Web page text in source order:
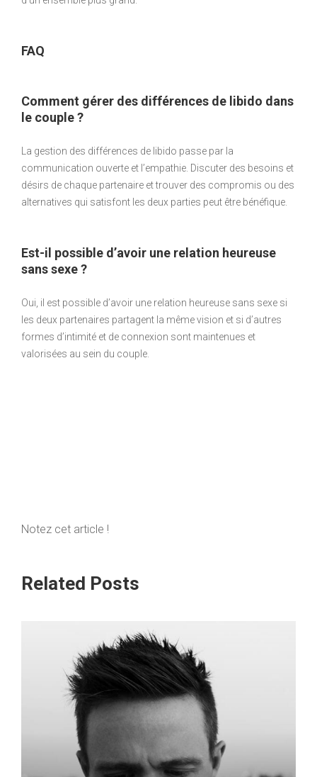
FAQ
Comment gérer des différences de libido dans
le couple ?
La gestion des différences de libido passe par la
communication ouverte et l’empathie. Discuter des besoins et
désirs de chaque partenaire et trouver des compromis ou des
alternatives qui satisfont les deux parties peut être bénéfique.
Est-il possible d’avoir une relation heureuse
sans sexe ?
Oui, il est possible d’avoir une relation heureuse sans sexe si
les deux partenaires partagent la même vision et si d’autres
formes d’intimité et de connexion sont maintenues et
valorisées au sein du couple.
Notez cet article !
Related Posts